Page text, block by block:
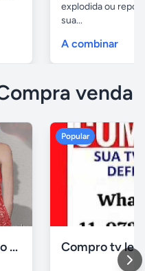
explodida ou
sua...
A combinar
venda
Vestido de festa vermelho com brilho e pedraria
Popular
Compro tv